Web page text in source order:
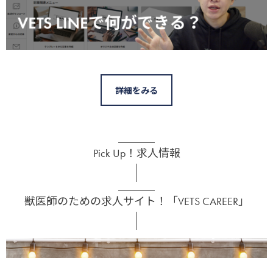
詳細をみる
Pick Up！求人情報
獣医師のための求人サイト！「VETS CAREER」